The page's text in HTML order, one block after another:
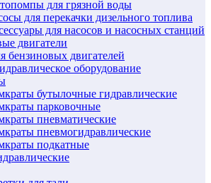
для грязной воды
для перекачки дизельного топлива
для насосов и насосных станций
двигатели
бензиновых двигателей
оборудование
бутылочные гидравлические
парковочные
пневматические
пневмогидравлические
подкатные